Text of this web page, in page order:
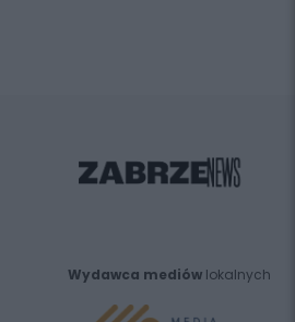
Wydawca mediów lokalnych